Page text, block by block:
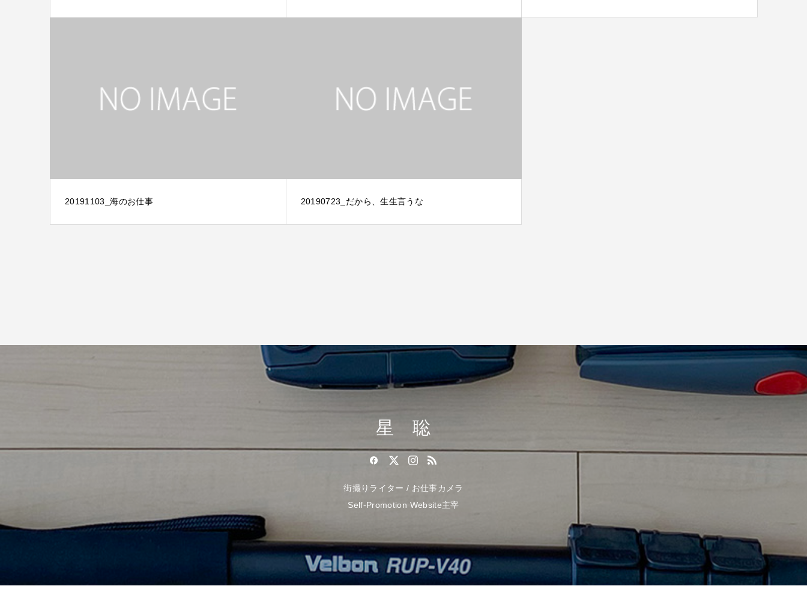
20191103_海のお仕事 20190723_だから、生生言うな
星 聡
街撮りライター / お仕事カメラ
Self-Promotion Website主宰